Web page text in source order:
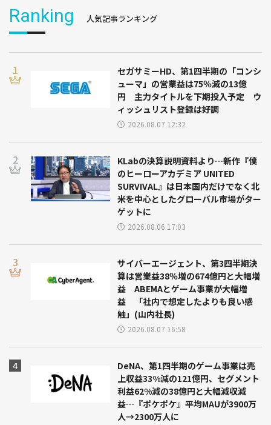
Ranking 人気記事ランキング
セガサミーHD、第1四半期の「コンシ
ューマ」の営業益は75％減の13億
円 主力タイトルを下期投入予定 ウ
ィッシュリスト登録は好調
2026.08.07 12:32
KLabの決算説明資料より…新作『僕
のヒーローアカデミア UNITED
SURVIVAL』は日本国内だけでなく北
米を中心としたグローバル市場がター
ゲットに
2026.08.06 17:03
サイバーエージェント、第3四半期決
算は営業益38％増の674億円と大幅増
益 ABEMAとゲーム事業が大幅増
益 「社内で想定したよりも良い感
触」(山内社長)
2026.08.07 16:58
DeNA、第1四半期のゲーム事業は売
上収益33%減の121億円、セグメント
利益62%減の38億円と大幅減収減
益…『ポケポケ』平均MAUが3900万
人→2300万人に